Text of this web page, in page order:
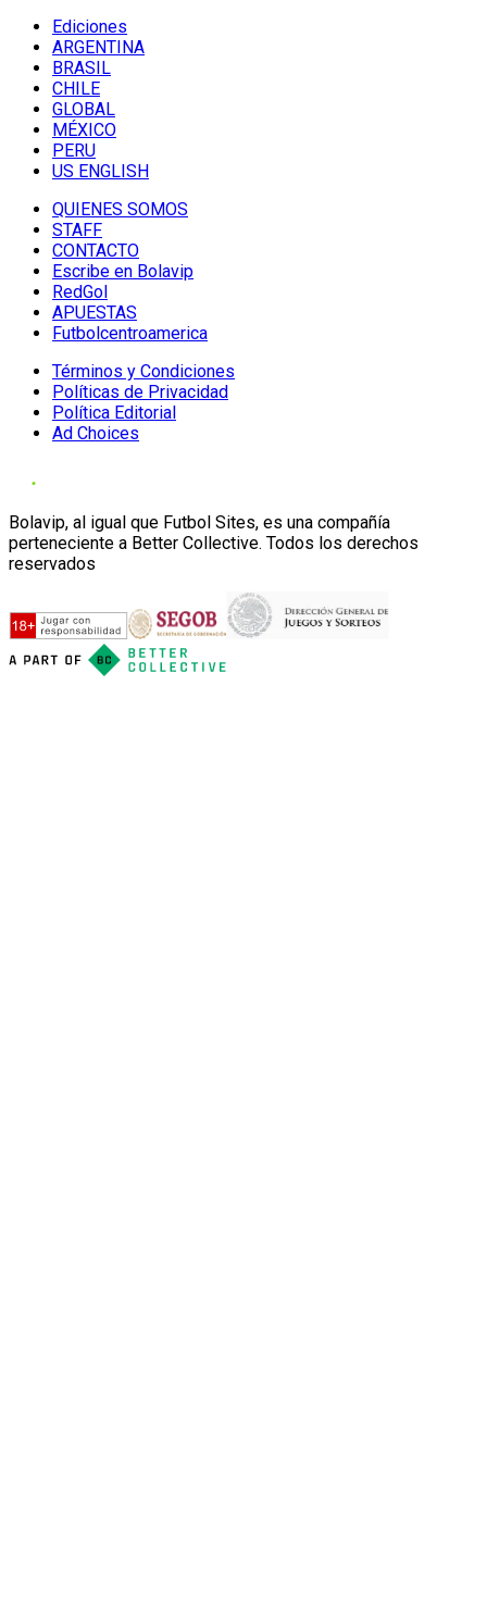
Ediciones
ARGENTINA
BRASIL
CHILE
GLOBAL
MÉXICO
PERU
US ENGLISH
QUIENES SOMOS
STAFF
CONTACTO
Escribe en Bolavip
RedGol
APUESTAS
Futbolcentroamerica
Términos y Condiciones
Políticas de Privacidad
Política Editorial
Ad Choices
Bolavip, al igual que Futbol Sites, es una compañía
perteneciente a Better Collective. Todos los derechos
reservados